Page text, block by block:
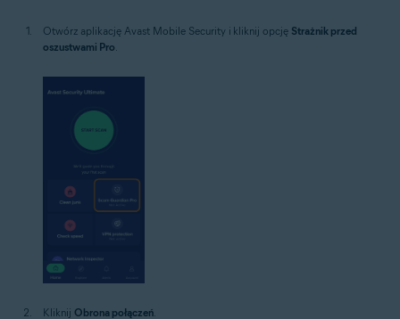
Otwórz aplikację Avast Mobile Security i kliknij opcję Strażnik przed
oszustwami Pro.
Kliknij Obrona połączeń